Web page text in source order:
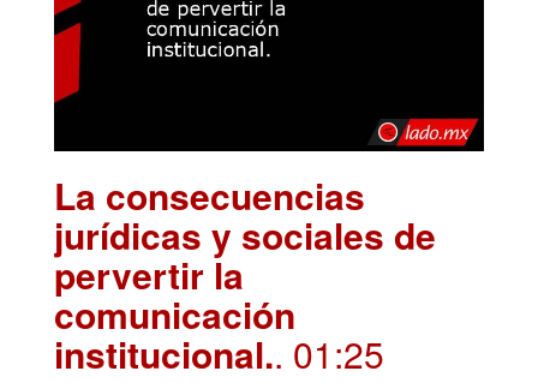
La consecuencias
jurídicas y sociales de
pervertir la
comunicación
institucional.. 01:25